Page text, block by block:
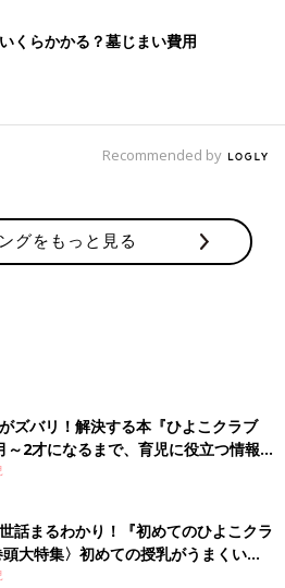
くらかかる？墓じまい費用
Recommended by
グをもっと見る
ズバリ！解決する本『ひよこクラブ
2才になるまで、育児に役立つ情報が
話まるわかり！『初めてのひよこクラ
大特集〉初めての授乳がうまくい
ミルクの基本と夏のトラブル 解決テ